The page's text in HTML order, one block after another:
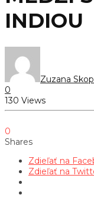
INDIOU
Zuzana
0
130 Views
0
Shares
Zdieľať na
Zdieľať na